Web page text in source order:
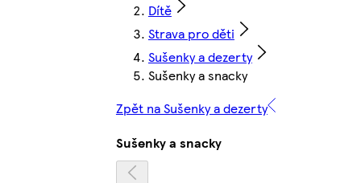
Dítě
Strava pro děti
Sušenky a dezerty
Sušenky a snacky
Zpět na Sušenky a dezerty
Sušenky a snacky